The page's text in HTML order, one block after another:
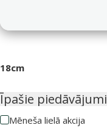
18cm
Īpašie piedāvājumi
Mēneša lielā akcija